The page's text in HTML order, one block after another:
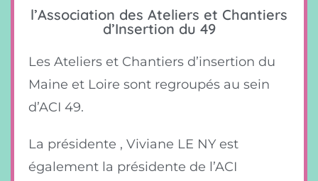
l’Association des Ateliers et Chantiers
d’Insertion du 49
Les Ateliers et Chantiers d’insertion du
Maine et Loire sont regroupés au sein
d’ACI 49.
La présidente , Viviane LE NY est
également la présidente de l’ACI